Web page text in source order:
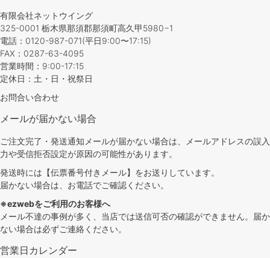
有限会社ネットウイング
325-0001 栃木県那須郡那須町高久甲5980−1
電話：0120-987-071(平日9:00〜17:15)
FAX：0287-63-4095
営業時間：9:00-17:15
定休日：土・日・祝祭日
お問合い合わせ
メールが届かない場合
ご注文完了・発送通知メールが届かない場合は、メールアドレスの誤入
力や受信拒否設定が原因の可能性があります。
発送時には【伝票番号付きメール】をお送りしています。
届かない場合は、お電話でご確認ください。
※ezwebをご利用のお客様へ
メール不達の事例が多く、当店では送信可否の確認ができません。届か
ない場合は必ずご連絡ください。
営業日カレンダー